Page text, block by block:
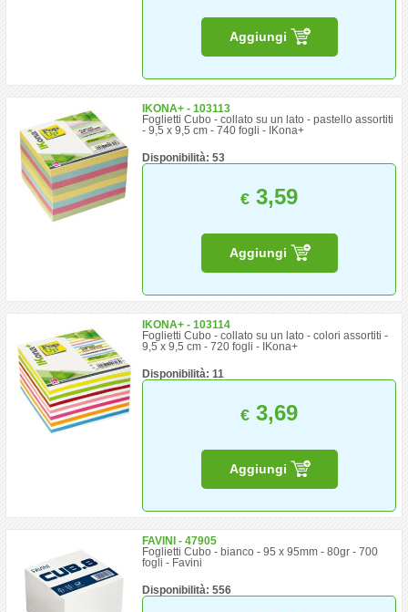
Aggiungi
IKONA+ - 103113
Foglietti Cubo - collato su un lato - pastello assortiti
- 9,5 x 9,5 cm - 740 fogli - IKona+
Disponibilità: 53
€ 3,59
Aggiungi
IKONA+ - 103114
Foglietti Cubo - collato su un lato - colori assortiti -
9,5 x 9,5 cm - 720 fogli - IKona+
Disponibilità: 11
€ 3,69
Aggiungi
FAVINI - 47905
Foglietti Cubo - bianco - 95 x 95mm - 80gr - 700
fogli - Favini
Disponibilità: 556